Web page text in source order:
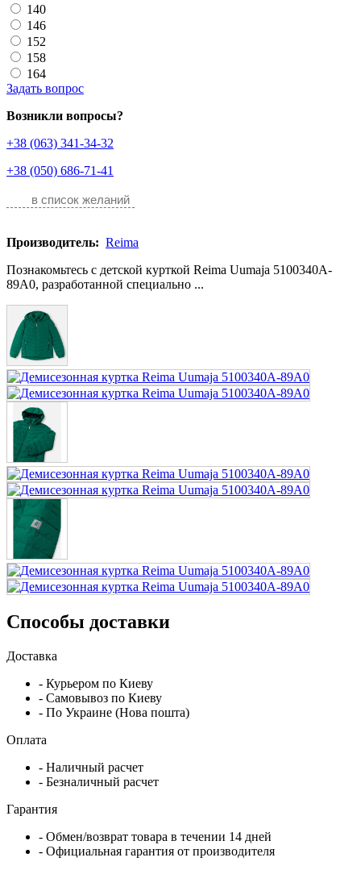
140
146
152
158
164
Задать вопрос
Возникли вопросы?
+38 (063) 341-34-32
+38 (050) 686-71-41
в список желаний
Производитель: Reima
Познакомьтесь с детской курткой Reima Uumaja 5100340A-
89A0, разработанной специально ...
Способы доставки
Доставка
- Курьером по Киеву
- Самовывоз по Киеву
- По Украине (Нова пошта)
Оплата
- Наличный расчет
- Безналичный расчет
Гарантия
- Обмен/возврат товара в течении 14 дней
- Официальная гарантия от производителя